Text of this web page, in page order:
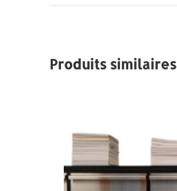
Produits similaires